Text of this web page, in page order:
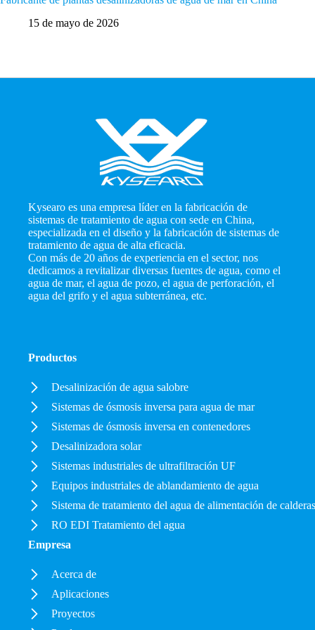
15 de mayo de 2026
Kysearo es una empresa líder en la fabricación de
sistemas de tratamiento de agua con sede en China,
especializada en el diseño y la fabricación de sistemas de
tratamiento de agua de alta eficacia.
Con más de 20 años de experiencia en el sector, nos
dedicamos a revitalizar diversas fuentes de agua, como el
agua de mar, el agua de pozo, el agua de perforación, el
agua del grifo y el agua subterránea, etc.
Productos
Desalinización de agua salobre
Sistemas de ósmosis inversa para agua de mar
Sistemas de ósmosis inversa en contenedores
Desalinizadora solar
Sistemas industriales de ultrafiltración UF
Equipos industriales de ablandamiento de agua
Sistema de tratamiento del agua de alimentación de
RO EDI Tratamiento del agua
Empresa
Acerca de
Aplicaciones
Proyectos